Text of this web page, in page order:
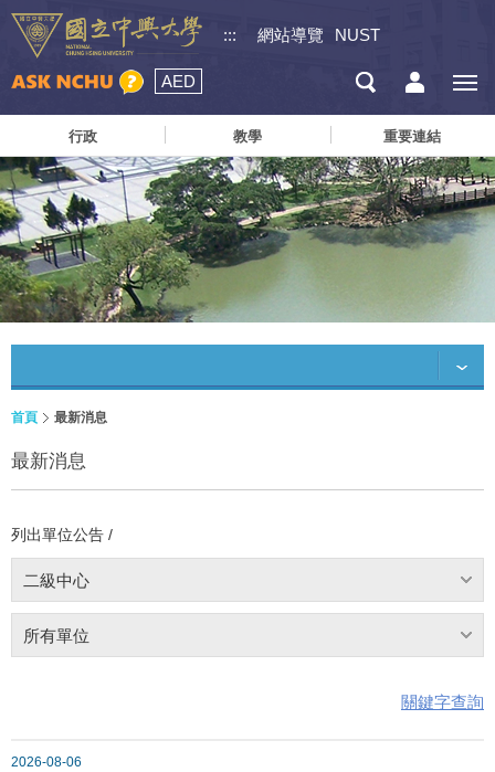
::: 網站導覽 NUST
AED
行政 教學 重要連結
首頁 最新消息
最新消息
列出單位公告 /
二級中心
所有單位
關鍵字查詢
2026-08-06